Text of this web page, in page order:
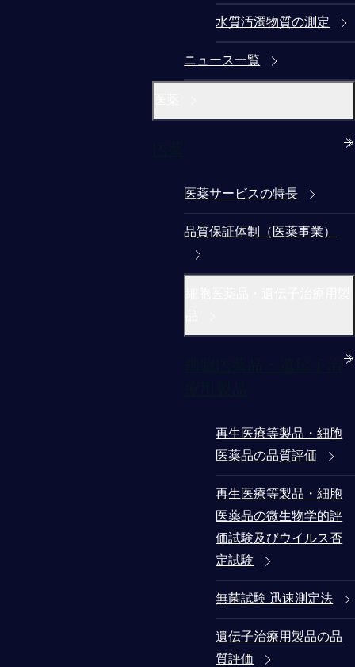
水質汚濁物質の測定
ニュース一覧
医薬サービスの特長
品質保証体制（医薬事業）
再生医療等製品・細胞
医薬品の品質評価
再生医療等製品・細胞
医薬品の微生物学的評
価試験及びウイルス否
定試験
無菌試験 迅速測定法
遺伝子治療用製品の品
質評価